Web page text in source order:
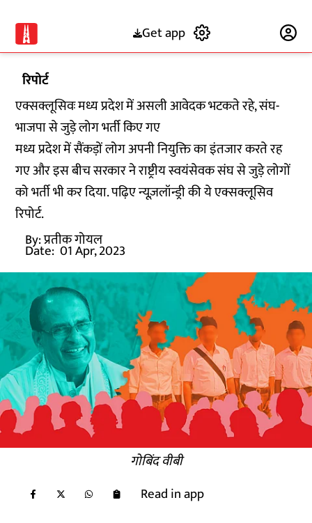
Get app
रिपोर्ट
एक्सक्लूसिवः मध्य प्रदेश में असली आवेदक भटकते रहे, संघ-
भाजपा से जुड़े लोग भर्ती किए गए
मध्य प्रदेश में सैंकड़ों लोग अपनी नियुक्ति का इंतजार करते रह
गए और इस बीच सरकार ने राष्ट्रीय स्वयंसेवक संघ से जुड़े लोगों
को भर्ती भी कर दिया. पढ़िए न्यूज़लॉन्ड्री की ये एक्सक्लूसिव
रिपोर्ट.
By:प्रतीक गोयल
Date: 01 Apr, 2023
गोबिंद वीबी
Read in app